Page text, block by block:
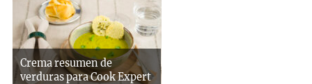
Crema resumen de
verduras para Cook Expert